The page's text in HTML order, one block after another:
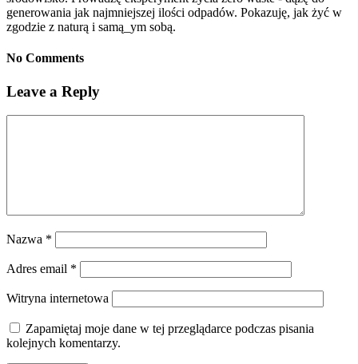
generowania jak najmniejszej ilości odpadów. Pokazuję, jak żyć w
zgodzie z naturą i samą_ym sobą.
No Comments
Leave a Reply
Nazwa *
Adres email *
Witryna internetowa
Zapamiętaj moje dane w tej przeglądarce podczas pisania
kolejnych komentarzy.